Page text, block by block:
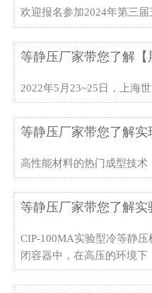
欢迎报名参加2024年第三
等静压厂家带您了解【展品预
2022年5月23~25日，上海
等静压厂家带您了解实现高致密度成型：
高性能材料的热门成型技术
等静压厂家带您了解实验型冷
CIP-100MA实验型冷等静
闭容器中，在高压的环境